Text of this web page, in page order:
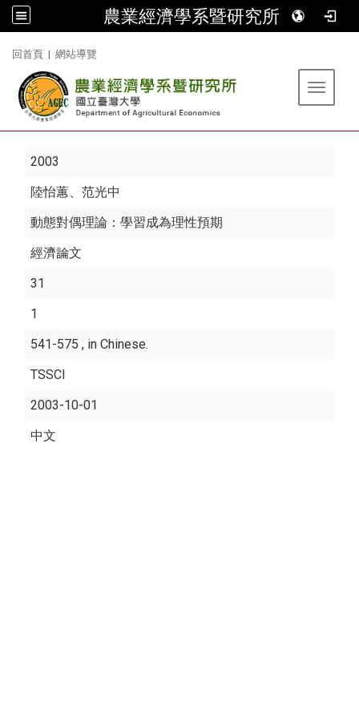
農業經濟學系暨研究所
回首頁 | 網站導覽
Toggle
2003
陸怡蕙、范光中
動態對偶理論：學習成為理性預期
經濟論文
31
1
541-575 , in Chinese.
TSSCI
2003-10-01
中文